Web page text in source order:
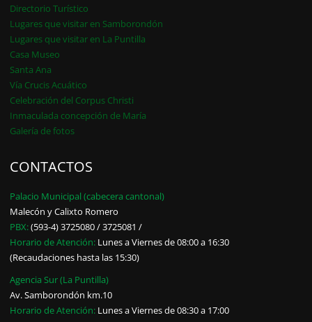
Directorio Turístico
Lugares que visitar en Samborondón
Lugares que visitar en La Puntilla
Casa Museo
Santa Ana
Vía Crucis Acuático
Celebración del Corpus Christi
Inmaculada concepción de María
Galería de fotos
CONTACTOS
Palacio Municipal (cabecera cantonal)
Malecón y Calixto Romero
PBX:(593-4) 3725080 / 3725081 /
Horario de Atención: Lunes a Viernes de 08:00 a 16:30
(Recaudaciones hasta las 15:30)
Agencia Sur (La Puntilla)
Av. Samborondón km.10
Horario de Atención: Lunes a Viernes de 08:30 a 17:00